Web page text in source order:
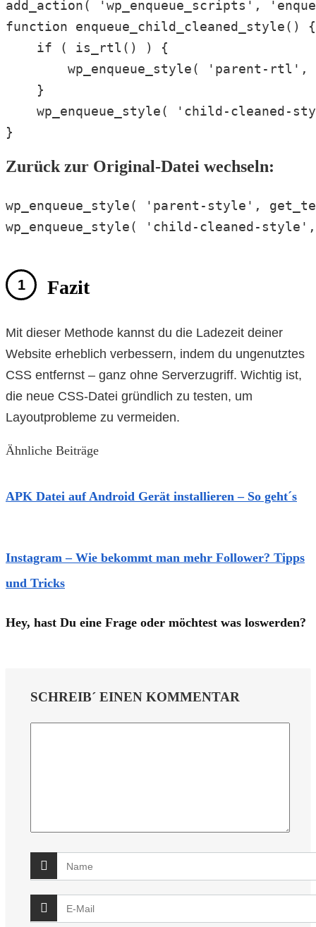
add_action( 'wp_enqueue_scripts',
function enqueue_child_cleaned_style() {
    if ( is_rtl() ) {
wp_enqueue_style( 'parent-
    }
wp_enqueue_style( 'child-cleaned-
}
Zurück zur Original-Datei wechseln:
wp_enqueue_style( 'parent-style',
wp_enqueue_style( 'child-cleaned-
Fazit
Mit dieser Methode kannst du die Ladezeit deiner
Website erheblich verbessern, indem du ungenutztes
CSS entfernst – ganz ohne Serverzugriff. Wichtig ist,
die neue CSS-Datei gründlich zu testen, um
Layoutprobleme zu vermeiden.
Ähnliche Beiträge
APK Datei auf Android Gerät installieren – So geht´s
Instagram – Wie bekommt man mehr Follower? Tipps
und Tricks
Hey, hast Du eine Frage oder möchtest was loswerden?
SCHREIB´ EINEN KOMMENTAR